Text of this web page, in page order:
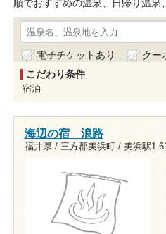
順でおすすめの温泉、日帰り温泉
電子チケットあり クー
こだわり条件
宿泊
海辺の宿 浪路
福井県 / 三方郡美浜町 / 美浜駅